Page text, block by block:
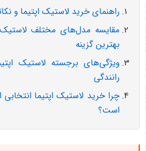
راهنمای خرید لاستیک اپتیما و
مقایسه مدل‌های مختلف لاستیک
بهترین گزینه
ویژگی‌های برجسته لاستیک
رانندگی
چرا خرید لاستیک اپتیما
است؟